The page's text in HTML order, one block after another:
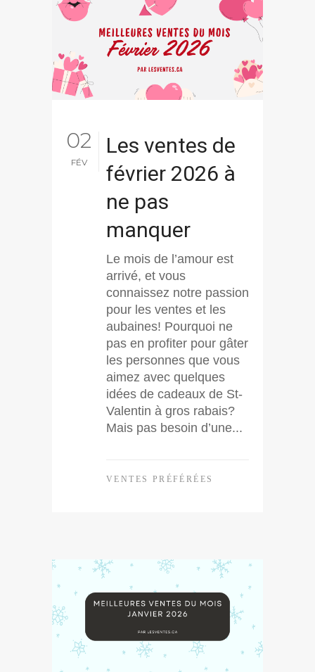
02
FÉV
Les ventes de
février 2026 à
ne pas
manquer
Le mois de l’amour est
arrivé, et vous
connaissez notre passion
pour les ventes et les
aubaines! Pourquoi ne
pas en profiter pour gâter
les personnes que vous
aimez avec quelques
idées de cadeaux de St-
Valentin à gros rabais?
Mais pas besoin d’une...
VENTES PRÉFÉRÉES